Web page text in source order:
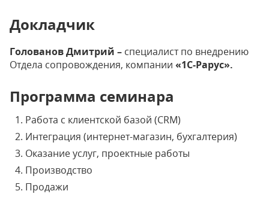
Докладчик
Голованов Дмитрий – специалист по внедрению
Отдела сопровождения, компании «1С-Рарус».
Программа семинара
Работа с клиентской базой (CRM)
Интеграция (интернет-магазин, бухгалтерия)
Оказание услуг, проектные работы
Производство
Продажи